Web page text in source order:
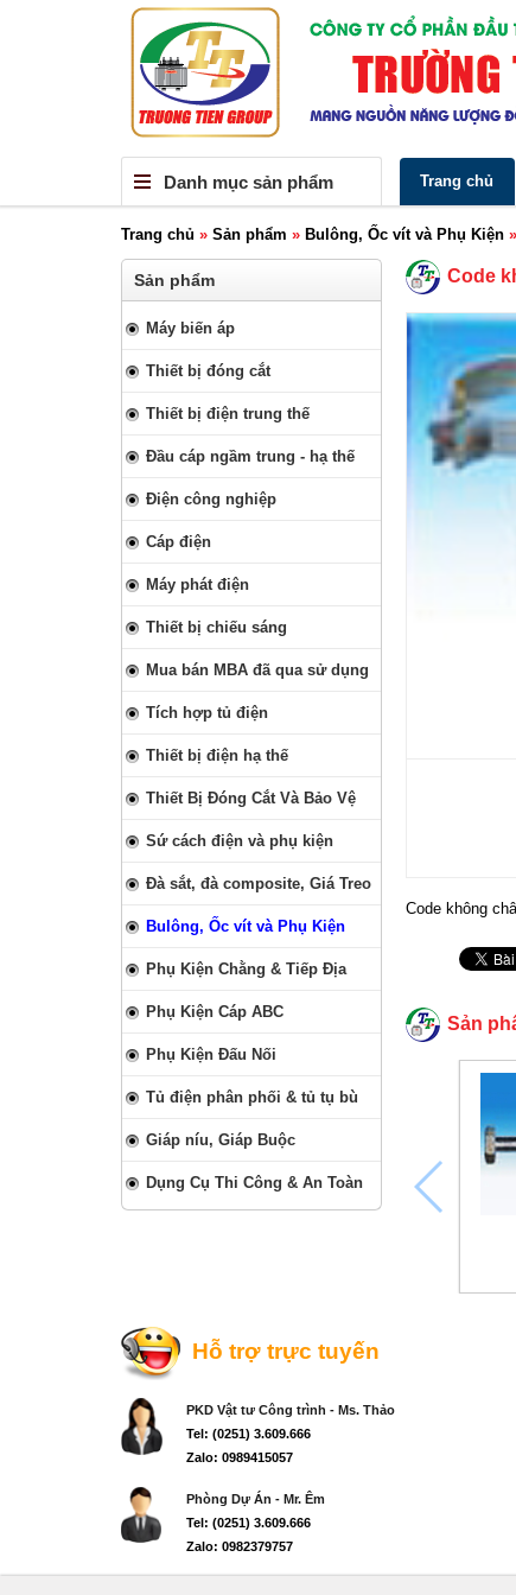
Danh mục sản phẩm Trang chủ
Trang chủ » Sản phẩm » Bulông, Ốc vít và Phụ Kiện »
Sản phẩm
Máy biến áp
Thiết bị đóng cắt
Thiết bị điện trung thế
Đầu cáp ngầm trung - hạ thế
Điện công nghiệp
Cáp điện
Máy phát điện
Thiết bị chiếu sáng
Mua bán MBA đã qua sử dụng
Tích hợp tủ điện
Thiết bị điện hạ thế
Thiết Bị Đóng Cắt Và Bảo Vệ
Sứ cách điện và phụ kiện
Đà sắt, đà composite, Giá Treo
Bulông, Ốc vít và Phụ Kiện
Phụ Kiện Chằng & Tiếp Địa
Phụ Kiện Cáp ABC
Phụ Kiện Đấu Nối
Tủ điện phân phối & tủ tụ bù
Giáp níu, Giáp Buộc
Dụng Cụ Thi Công & An Toàn
Code
Code không
Sản
Hỗ trợ trực tuyến
PKD Vật tư Công trình - Ms. Thảo
Tel: (0251) 3.609.666
Zalo: 0989415057
Phòng Dự Án - Mr. Êm
Tel: (0251) 3.609.666
Zalo: 0982379757